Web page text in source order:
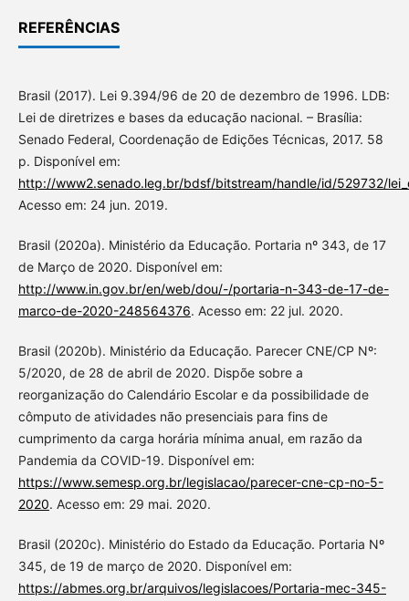
REFERÊNCIAS
Brasil (2017). Lei 9.394/96 de 20 de dezembro de 1996. LDB:
Lei de diretrizes e bases da educação nacional. – Brasília:
Senado Federal, Coordenação de Edições Técnicas, 2017. 58
p. Disponível em:
http://www2.senado.leg.br/bdsf/bitstream/handle/id/529732/
Acesso em: 24 jun. 2019.
Brasil (2020a). Ministério da Educação. Portaria nº 343, de 17
de Março de 2020. Disponível em:
http://www.in.gov.br/en/web/dou/-/portaria-n-343-de-17-de-
marco-de-2020-248564376. Acesso em: 22 jul. 2020.
Brasil (2020b). Ministério da Educação. Parecer CNE/CP Nº:
5/2020, de 28 de abril de 2020. Dispõe sobre a
reorganização do Calendário Escolar e da possibilidade de
cômputo de atividades não presenciais para fins de
cumprimento da carga horária mínima anual, em razão da
Pandemia da COVID-19. Disponível em:
https://www.semesp.org.br/legislacao/parecer-cne-cp-no-5-
2020. Acesso em: 29 mai. 2020.
Brasil (2020c). Ministério do Estado da Educação. Portaria Nº
345, de 19 de março de 2020. Disponível em:
https://abmes.org.br/arquivos/legislacoes/Portaria-mec-345-